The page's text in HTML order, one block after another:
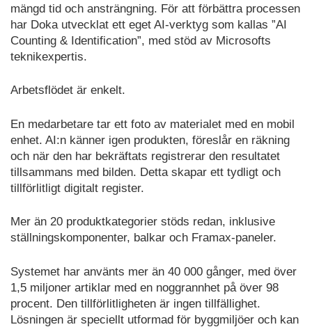
mängd tid och ansträngning. För att förbättra processen
har Doka utvecklat ett eget AI-verktyg som kallas ”AI
Counting & Identification”, med stöd av Microsofts
teknikexpertis.
Arbetsflödet är enkelt.
En medarbetare tar ett foto av materialet med en mobil
enhet. AI:n känner igen produkten, föreslår en räkning
och när den har bekräftats registrerar den resultatet
tillsammans med bilden. Detta skapar ett tydligt och
tillförlitligt digitalt register.
Mer än 20 produktkategorier stöds redan, inklusive
ställningskomponenter, balkar och Framax-paneler.
Systemet har använts mer än 40 000 gånger, med över
1,5 miljoner artiklar med en noggrannhet på över 98
procent. Den tillförlitligheten är ingen tillfällighet.
Lösningen är speciellt utformad för byggmiljöer och kan